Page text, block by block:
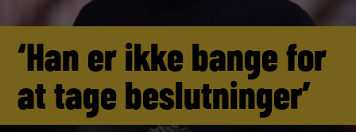
‘Han er ikke bange for
at tage beslutninger’